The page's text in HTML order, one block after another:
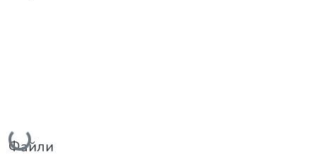
Вантажиться...
Файли